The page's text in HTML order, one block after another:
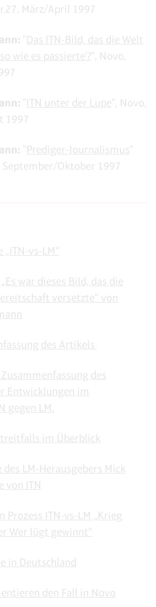
März/April 1997
"Das ITN-Bild, das die Welt
wie es passierte'?", Novo,
"ITN unter der Lupe", Novo,
1997
"Prediger-Journalismus"
September/Oktober 1997
vs-LM“
war dieses Bild, das die
versetzte“ von
des Artikels
des
Entwicklungen im
gegen LM.
im Überblick
LM-Herausgebers Mick
von ITN
Prozess ITN-vs-LM „Krieg
Wer lügt gewinnt“
in Deutschland
den Fall in Novo